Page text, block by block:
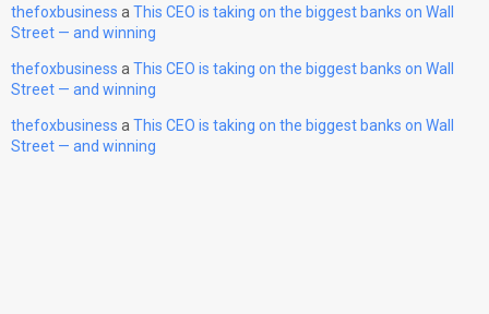
thefoxbusiness a This CEO is taking on the biggest banks on Wall
Street — and winning
thefoxbusiness a This CEO is taking on the biggest banks on Wall
Street — and winning
thefoxbusiness a This CEO is taking on the biggest banks on Wall
Street — and winning